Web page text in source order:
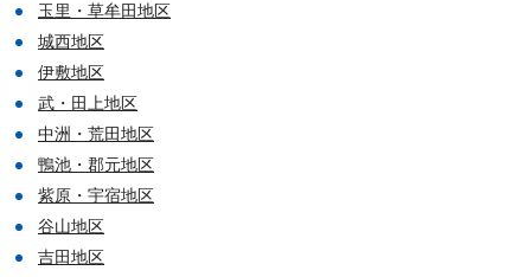
玉里・草牟田地区
城西地区
伊敷地区
武・田上地区
中洲・荒田地区
鴨池・郡元地区
紫原・宇宿地区
谷山地区
吉田地区